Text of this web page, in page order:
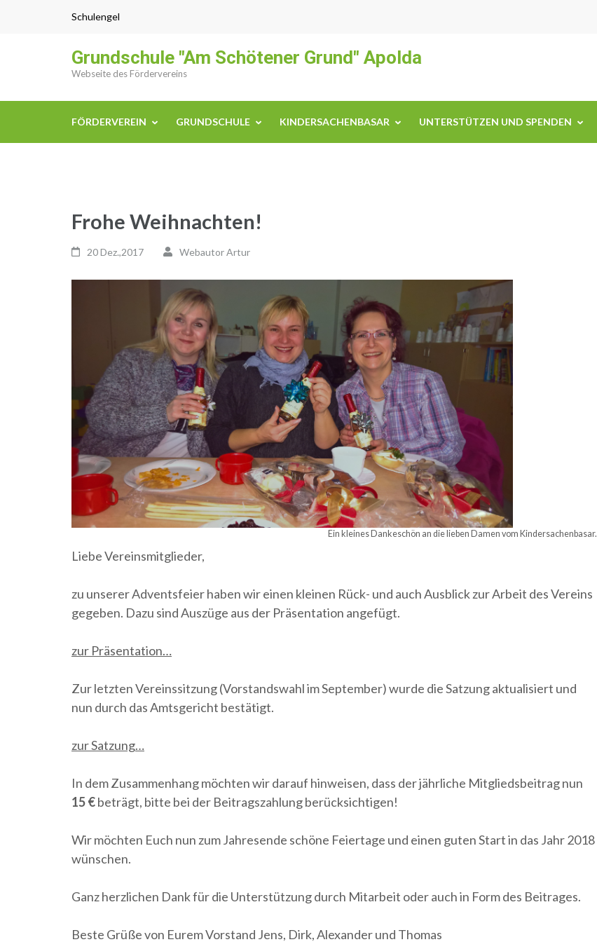
Schulengel
Grundschule "Am Schötener Grund" Apolda
Webseite des Fördervereins
FÖRDERVEREIN GRUNDSCHULE KINDERSACHENBASAR UNTERSTÜTZEN UND SPENDEN
Frohe Weihnachten!
20 Dez.,2017 Webautor Artur
Ein kleines Dankeschön an die lieben Damen vom Kindersachenbasar.
Liebe Vereinsmitglieder,
zu unserer Adventsfeier haben wir einen kleinen Rück- und auch Ausblick zur Arbeit des Vereins
gegeben. Dazu sind Auszüge aus der Präsentation angefügt.
zur Präsentation…
Zur letzten Vereinssitzung (Vorstandswahl im September) wurde die Satzung aktualisiert und
nun durch das Amtsgericht bestätigt.
zur Satzung…
In dem Zusammenhang möchten wir darauf hinweisen, dass der jährliche Mitgliedsbeitrag nun
15 €beträgt, bitte bei der Beitragszahlung berücksichtigen!
Wir möchten Euch nun zum Jahresende schöne Feiertage und einen guten Start in das Jahr 2018
wünschen.
Ganz herzlichen Dank für die Unterstützung durch Mitarbeit oder auch in Form des Beitrages.
Beste Grüße von Eurem Vorstand Jens, Dirk, Alexander und Thomas